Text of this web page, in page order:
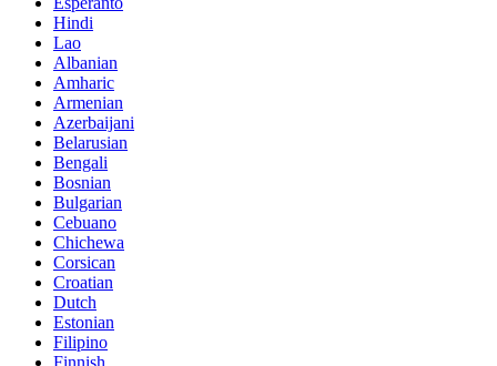
Hindi
Lao
Albanian
Amharic
Armenian
Azerbaijani
Belarusian
Bengali
Bosnian
Bulgarian
Cebuano
Chichewa
Corsican
Croatian
Dutch
Estonian
Filipino
Finnish